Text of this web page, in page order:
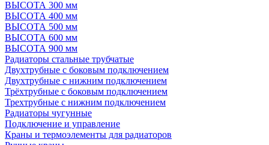
ВЫСОТА 300 мм
ВЫСОТА 400 мм
ВЫСОТА 500 мм
ВЫСОТА 600 мм
ВЫСОТА 900 мм
Радиаторы стальные трубчатые
Двухтрубные с боковым подключением
Двухтрубные с нижним подключением
Трёхтрубные с боковым подключением
Трехтрубные с нижним подключением
Радиаторы чугунные
Подключение и управление
Краны и термоэлементы для радиаторов